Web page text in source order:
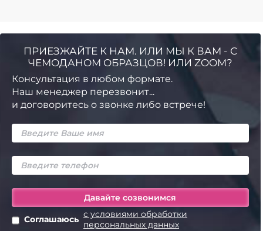
ПРИЕЗЖАЙТЕ К НАМ. ИЛИ МЫ К ВАМ - С
ЧЕМОДАНОМ ОБРАЗЦОВ! ИЛИ ZOOM?
Консультация в любом формате.
Наш менеджер перезвонит...
и договоритесь о звонке либо встрече!
Соглашаюсь с условиями обработки
персональных данных